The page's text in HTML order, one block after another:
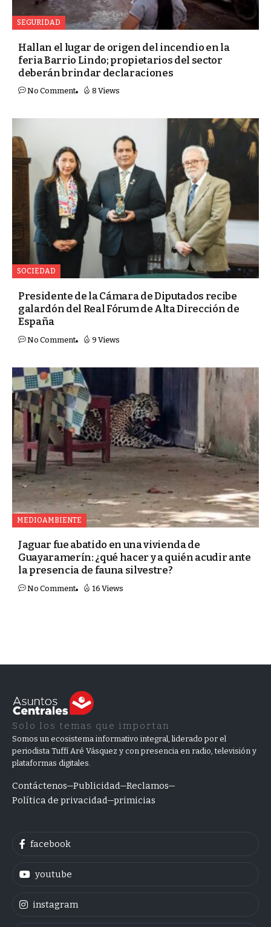
SEGURIDAD
Hallan el lugar de origen del incendio en la
feria Barrio Lindo; propietarios del sector
deberán brindar declaraciones
No Comment 8 Views
SOCIEDAD
Presidente de la Cámara de Diputados recibe
galardón del Real Fórum de Alta Dirección de
España
No Comment 9 Views
MEDIOAMBIENTE
Jaguar fue abatido en una vivienda de
Guayaramerín: ¿qué hacer y a quién acudir ante
la presencia de fauna silvestre?
No Comment 16 Views
Solo los temas que importan
Somos un ecosistema informativo integral, liderado por el
periodista Tuffí Aré Vásquez y con presencia en radio, televisión y
plataformas digitales.
Contáctenos Publicidad Reclamos
Política de privacidad primicias
facebook
youtube
instagram